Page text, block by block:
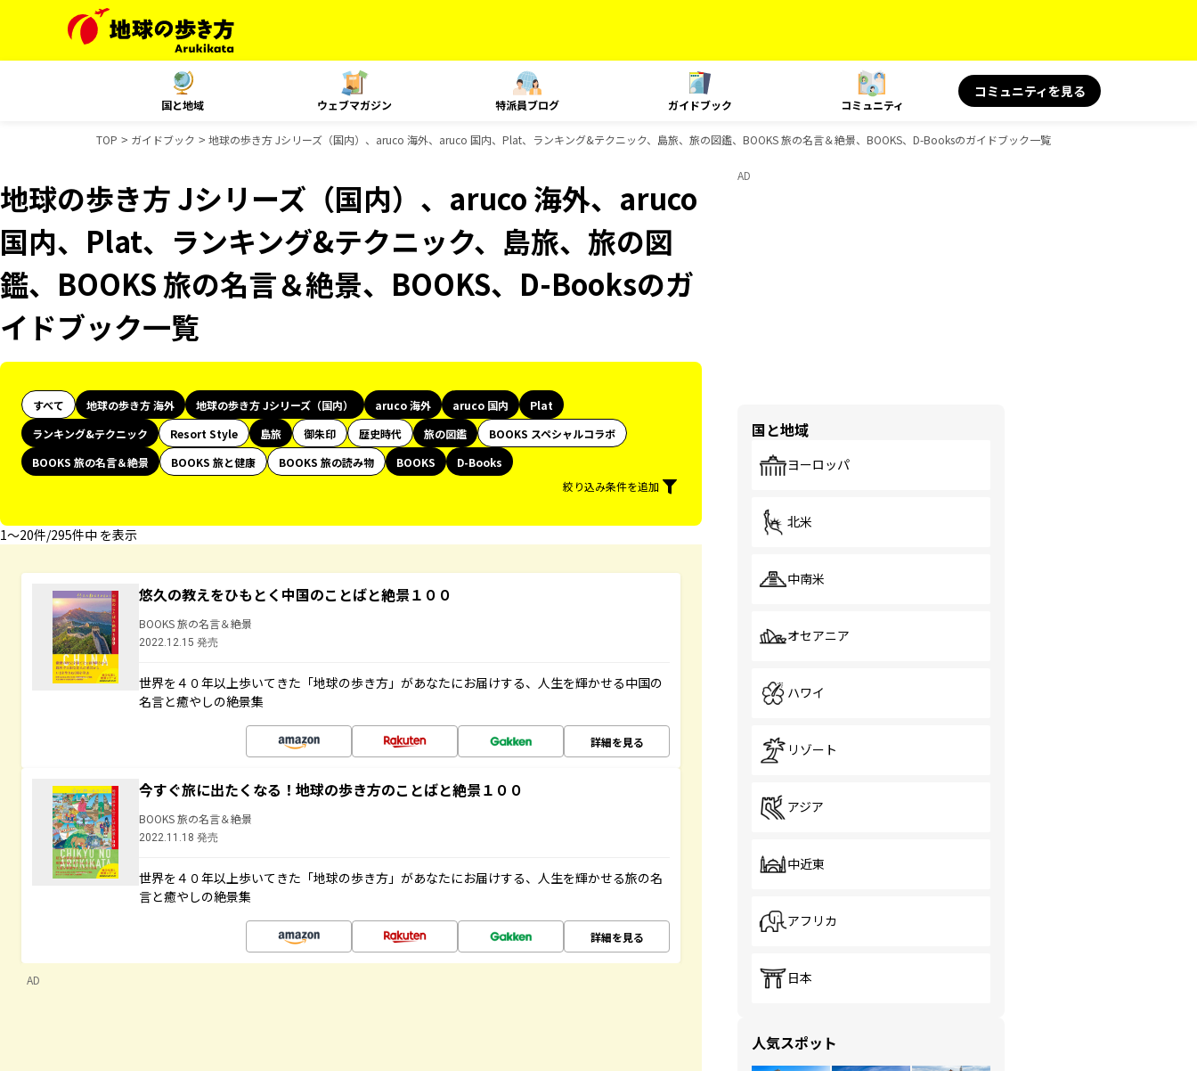
国と地域 ウェブマガジン 特派員ブログ ガイドブック コミュニティ
コミュニティを見る
TOP ガイドブック 地球の歩き方 Jシリーズ（国内）、aruco 海外、aruco 国内、Plat、ランキング&テクニック、島旅、旅の図鑑、BOOKS 旅の名言＆絶景、BOOKS、D-Booksのガイドブック一覧
地球の歩き方 Jシリーズ（国内）、aruco 海外、aruco
国内、Plat、ランキング&テクニック、島旅、旅の図
鑑、BOOKS 旅の名言＆絶景、BOOKS、D-Booksのガ
イドブック一覧
すべて 地球の歩き方 海外 地球の歩き方 Jシリーズ（国内） aruco 海外 aruco 国内
Plat
ランキング&テクニック
Resort Style 島旅 御朱印 歴史時代 旅の図鑑
BOOKS スペシャルコラボ
BOOKS 旅の名言＆絶景
BOOKS 旅と健康 BOOKS 旅の読み物 BOOKS
D-Books
絞り込み条件を追加
1〜20件/295件中 を表示
悠久の教えをひもとく中国のことばと絶景１００
BOOKS 旅の名言＆絶景
2022.12.15 発売
世界を４０年以上歩いてきた「地球の歩き方」があなたにお届けする、人生を輝かせる中国の
名言と癒やしの絶景集
詳細を見る
今すぐ旅に出たくなる！地球の歩き方のことばと絶景１００
BOOKS 旅の名言＆絶景
2022.11.18 発売
世界を４０年以上歩いてきた「地球の歩き方」があなたにお届けする、人生を輝かせる旅の名
言と癒やしの絶景集
詳細を見る
AD
AD
国と地域
ヨーロッパ
北米
中南米
オセアニア
ハワイ
リゾート
アジア
中近東
アフリカ
日本
人気スポット